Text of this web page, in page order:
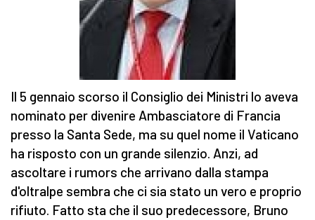
Il 5 gennaio scorso il Consiglio dei Ministri lo aveva
nominato per divenire Ambasciatore di Francia
presso la Santa Sede, ma su quel nome il Vaticano
ha risposto con un grande silenzio. Anzi, ad
ascoltare i rumors che arrivano dalla stampa
d'oltralpe sembra che ci sia stato un vero e proprio
rifiuto. Fatto sta che il suo predecessore, Bruno